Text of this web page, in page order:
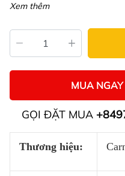
Xem thêm
MUA
GỌI ĐẶT MUA
Thương hiệu: